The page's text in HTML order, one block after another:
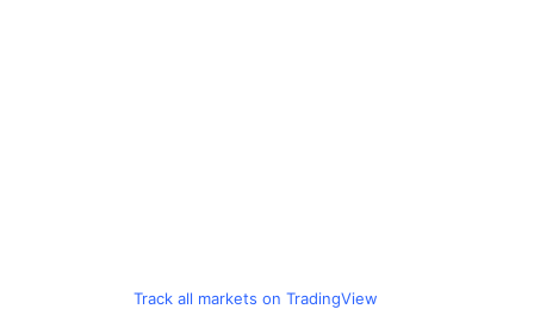
Track all markets on TradingView